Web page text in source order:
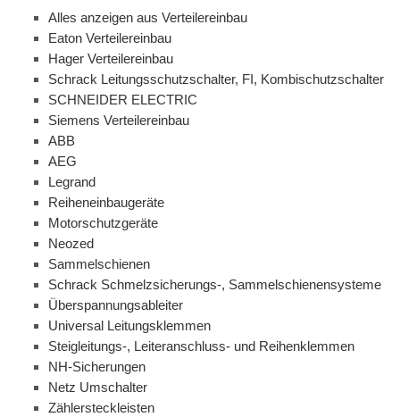
Alles anzeigen aus Verteilereinbau
Eaton Verteilereinbau
Hager Verteilereinbau
Schrack Leitungsschutzschalter, FI, Kombischutzschalter
SCHNEIDER ELECTRIC
Siemens Verteilereinbau
ABB
AEG
Legrand
Reiheneinbaugeräte
Motorschutzgeräte
Neozed
Sammelschienen
Schrack Schmelzsicherungs-, Sammelschienensysteme
Überspannungsableiter
Universal Leitungsklemmen
Steigleitungs-, Leiteranschluss- und Reihenklemmen
NH-Sicherungen
Netz Umschalter
Zählersteckleisten